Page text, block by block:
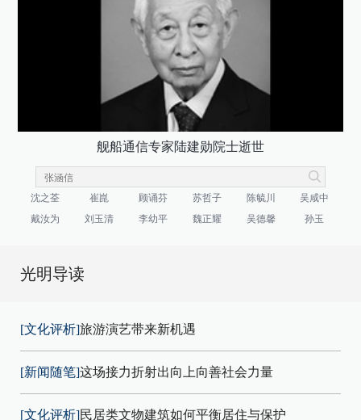
舰船通信专家陆建勋院士逝世
沈之荃 崔崑 顾诵芬 苏哲子 陈毓川
吴咸中
戴汝为
刘玉清 李幼平 魏正耀 吴德馨 孙玉
光明导读
[文化评析]旅游演艺带来新机遇
[新闻随笔]这场接力折射出向上向善社会力量
[文化评析]民居类文物建筑如何平衡居住与保护